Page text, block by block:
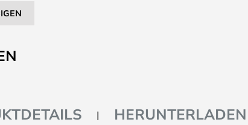
HERUNTERLADEN